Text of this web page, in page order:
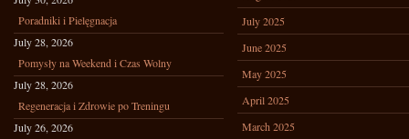
Poradniki i Pielęgnacja
July 28, 2026
Pomysły na Weekend i Czas Wolny
July 28, 2026
Regeneracja i Zdrowie po Treningu
July 26, 2026
July 2025
June 2025
May 2025
April 2025
March 2025